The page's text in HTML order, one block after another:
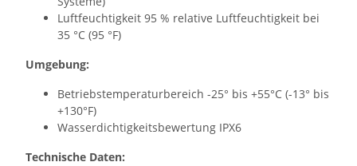
Luftfeuchtigkeit 95 % relative Luftfeuchtigkeit bei
35 °C (95 °F)
Umgebung:
Betriebstemperaturbereich -25° bis +55°C (-13° bis
+130°F)
Wasserdichtigkeitsbewertung IPX6
Technische Daten: